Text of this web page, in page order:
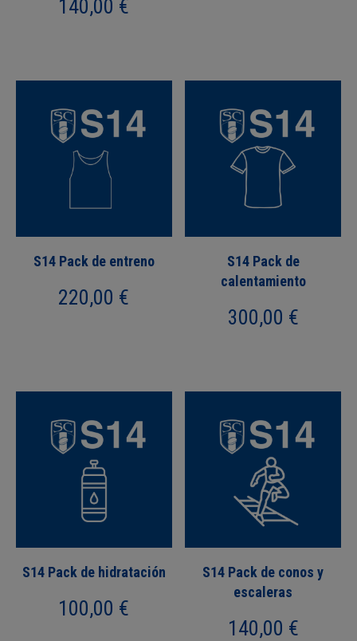
140,00 €
S14 Pack de entreno
220,00 €
S14 Pack de
calentamiento
300,00 €
S14 Pack de hidratación
100,00 €
S14 Pack de conos y
escaleras
140,00 €